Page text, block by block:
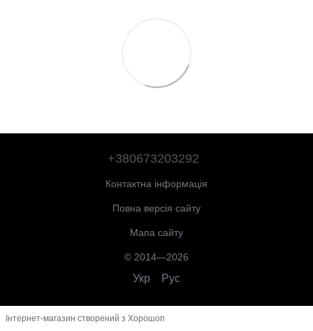
+380673203292
Контактна інформація
Повна версія сайту
Мапа сайту
© 2014—2026
Укр Рус
Інтернет-магазин створений з Хорошоп